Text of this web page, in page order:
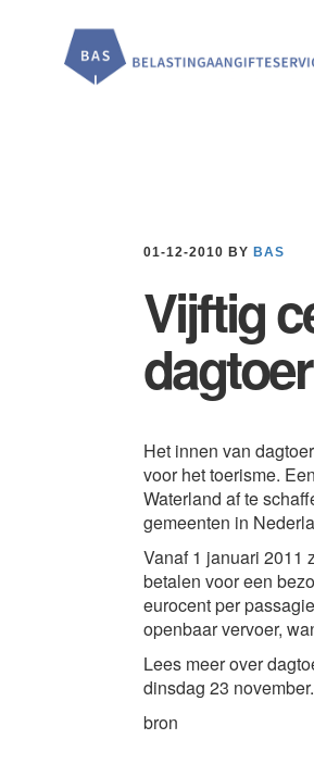
01-12-2010 BY BAS
Vijftig
Het innen van
voor het toerisme.
Waterland af te
gemeenten in
Vanaf 1 januari 2011
betalen voor een
eurocent per
openbaar vervoer,
Lees meer over
dinsdag 23 november.
bron